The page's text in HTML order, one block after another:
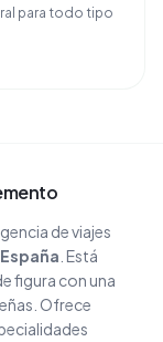
para todo tipo
de viajes
España . Está
figura con una
. Ofrece